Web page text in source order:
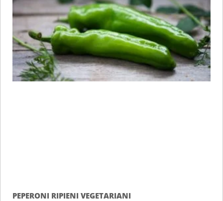
PEPERONI RIPIENI VEGETARIANI